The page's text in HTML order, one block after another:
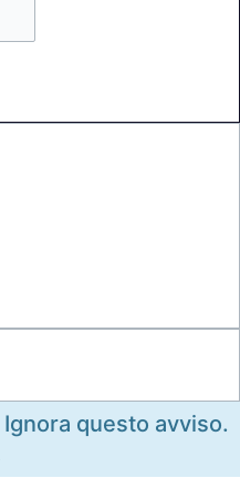
Ignora questo avviso.